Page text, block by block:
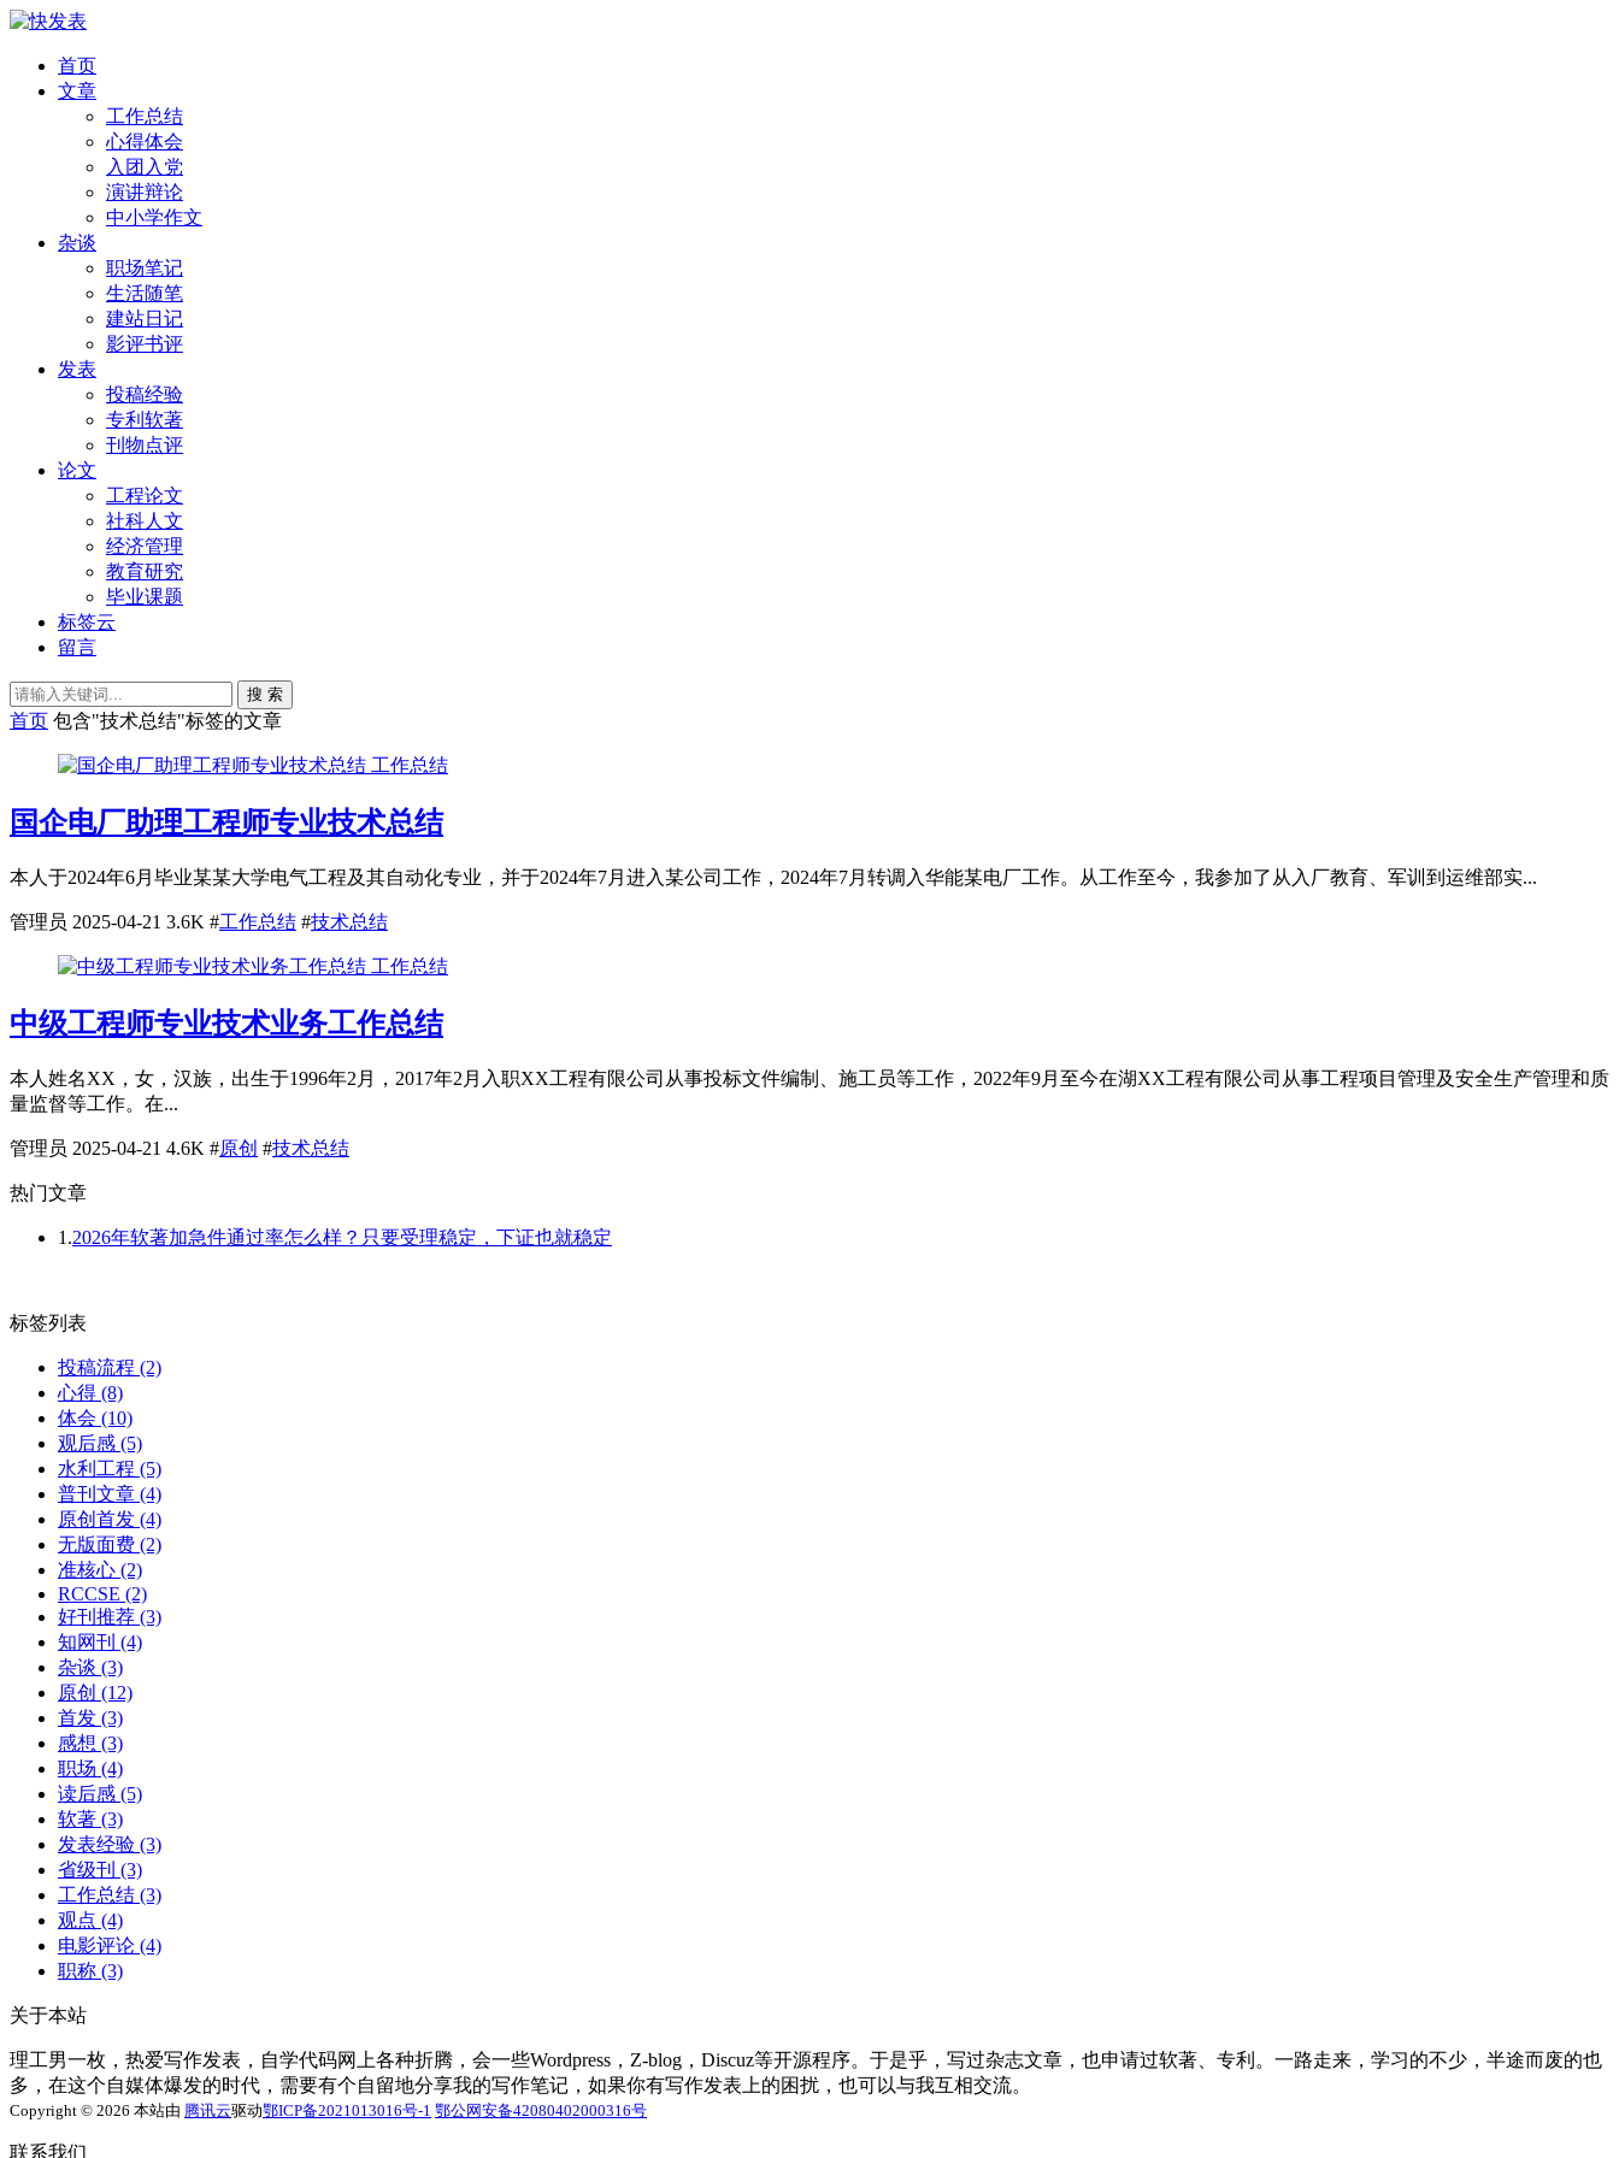
首页
文章
工作总结
心得体会
入团入党
演讲辩论
中小学作文
杂谈
职场笔记
生活随笔
建站日记
影评书评
发表
投稿经验
专利软著
刊物点评
论文
工程论文
社科人文
经济管理
教育研究
毕业课题
标签云
留言
搜 索
首页 包含"技术总结"标签的文章
工作总结
国企电厂助理工程师专业技术总结
本人于2024年6月毕业某某大学电气工程及其自动化专业，并于2024年7月进入某公司工作，2024年7月转调入华能某电厂工作。从工作至今，我参加了从入厂教育、军训到运维部实...
管理员 2025-04-21 3.6K #工作总结 #技术总结
工作总结
中级工程师专业技术业务工作总结
本人姓名XX，女，汉族，出生于1996年2月，2017年2月入职XX工程有限公司从事投标文件编制、施工员等工作，2022年9月至今在湖XX工程有限公司从事工程项目管理及安全生产管理和质
量监督等工作。在...
管理员 2025-04-21 4.6K #原创 #技术总结
热门文章
1.2026年软著加急件通过率怎么样？只要受理稳定，下证也就稳定
标签列表
投稿流程 (2)
心得 (8)
体会 (10)
观后感 (5)
水利工程 (5)
普刊文章 (4)
原创首发 (4)
无版面费 (2)
准核心 (2)
RCCSE (2)
好刊推荐 (3)
知网刊 (4)
杂谈 (3)
原创 (12)
首发 (3)
感想 (3)
职场 (4)
读后感 (5)
软著 (3)
发表经验 (3)
省级刊 (3)
工作总结 (3)
观点 (4)
电影评论 (4)
职称 (3)
关于本站
理工男一枚，热爱写作发表，自学代码网上各种折腾，会一些Wordpress，Z-blog，Discuz等开源程序。于是乎，写过杂志文章，也申请过软著、专利。一路走来，学习的不少，半途而废的也
多，在这个自媒体爆发的时代，需要有个自留地分享我的写作笔记，如果你有写作发表上的困扰，也可以与我互相交流。
Copyright © 2026 本站由 腾讯云驱动鄂ICP备2021013016号-1 鄂公网安备42080402000316号
联系我们